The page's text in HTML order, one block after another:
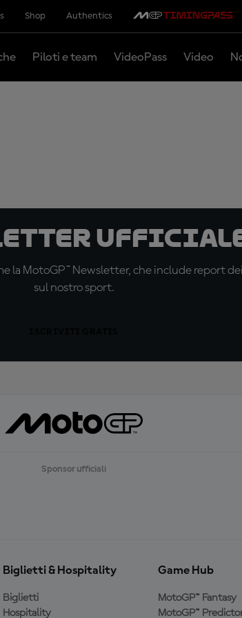
Shop Authentics
Piloti e team VideoPass Video
ufficiale
la MotoGP™ Newsletter, che include report
sul nostro sport.
Sponsor ufficiali
Biglietti & Hospitality
Biglietti
Hospitality
Game Hub
MotoGP™ Fantasy
MotoGP™